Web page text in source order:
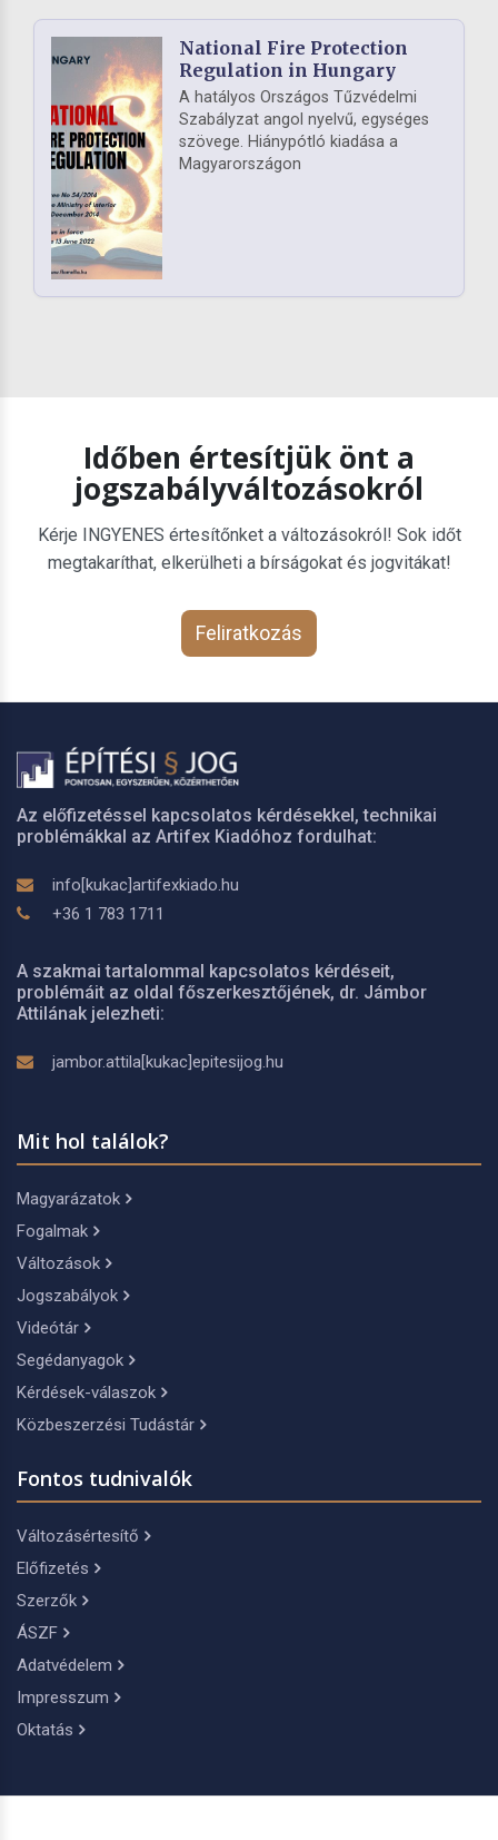
National Fire Protection
Regulation in Hungary
A hatályos Országos Tűzvédelmi
Szabályzat angol nyelvű, egységes
szövege. Hiánypótló kiadása a
Magyarországon
Időben értesítjük önt a
jogszabályváltozásokról
Kérje INGYENES értesítőnket a változásokról! Sok időt
megtakaríthat, elkerülheti a bírságokat és jogvitákat!
Feliratkozás
Az előfizetéssel kapcsolatos kérdésekkel, technikai
problémákkal az Artifex Kiadóhoz fordulhat:
info[kukac]artifexkiado.hu
+36 1 783 1711
A szakmai tartalommal kapcsolatos kérdéseit,
problémáit az oldal főszerkesztőjének, dr. Jámbor
Attilának jelezheti:
jambor.attila[kukac]epitesijog.hu
Mit hol találok?
Magyarázatok
Fogalmak
Változások
Jogszabályok
Videótár
Segédanyagok
Kérdések-válaszok
Közbeszerzési Tudástár
Fontos tudnivalók
Változásértesítő
Előfizetés
Szerzők
ÁSZF
Adatvédelem
Impresszum
Oktatás